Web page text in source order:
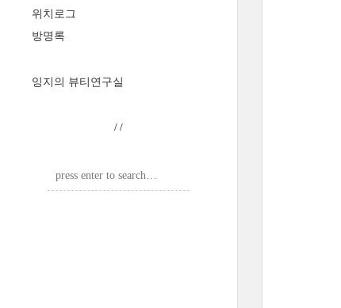
위치로그
방명록
잉지의 뷰티연구실
/ /